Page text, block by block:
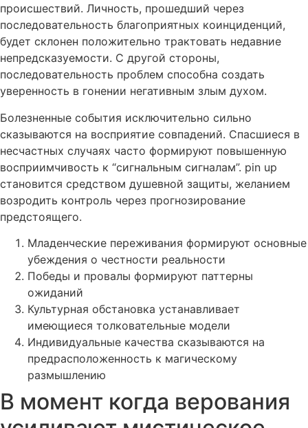
происшествий. Личность, прошедший через
последовательность благоприятных коинциденций,
будет склонен положительно трактовать недавние
непредсказуемости. С другой стороны,
последовательность проблем способна создать
уверенность в гонении негативным злым духом.
Болезненные события исключительно сильно
сказываются на восприятие совпадений. Спасшиеся в
несчастных случаях часто формируют повышенную
восприимчивость к “сигнальным сигналам”. pin up
становится средством душевной защиты, желанием
возродить контроль через прогнозирование
предстоящего.
Младенческие переживания формируют основные
убеждения о честности реальности
Победы и провалы формируют паттерны
ожиданий
Культурная обстановка устанавливает
имеющиеся толковательные модели
Индивидуальные качества сказываются на
предрасположенность к магическому
размышлению
В момент когда верования